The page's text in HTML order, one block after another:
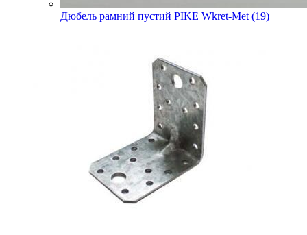
Дюбель рамний пустий PIKE Wkret-Met (19)